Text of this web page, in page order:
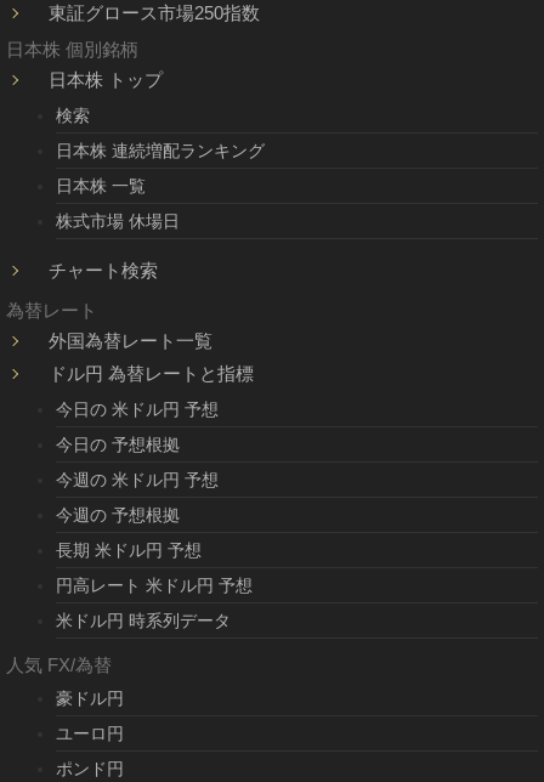
東証グロース市場250指数
日本株 個別銘柄
日本株 トップ
検索
日本株 連続増配ランキング
日本株 一覧
株式市場 休場日
チャート検索
為替レート
外国為替レート一覧
ドル円 為替レートと指標
今日の 米ドル円 予想
今日の 予想根拠
今週の 米ドル円 予想
今週の 予想根拠
長期 米ドル円 予想
円高レート 米ドル円 予想
米ドル円 時系列データ
人気 FX/為替
豪ドル円
ユーロ円
ポンド円